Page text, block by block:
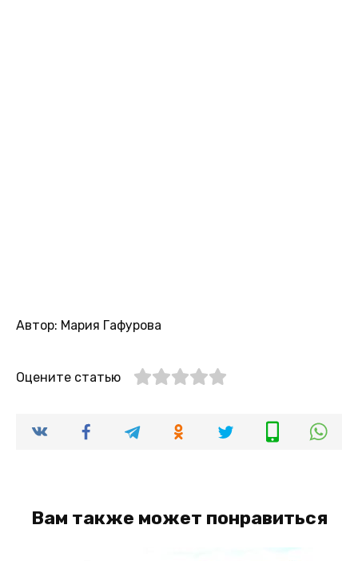
Автор: Мария Гафурова
Оцените статью
Вам также может понравиться